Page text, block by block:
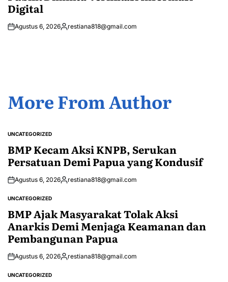
Digital
Agustus 6, 2026Posted
restiana818@gmail.com
More From Author
POSTED
UNCATEGORIZED
BMP Kecam Aksi KNPB, Serukan
Persatuan Demi Papua yang Kondusif
Agustus 6, 2026Posted
restiana818@gmail.com
POSTED
UNCATEGORIZED
BMP Ajak Masyarakat Tolak Aksi
Anarkis Demi Menjaga Keamanan dan
Pembangunan Papua
Agustus 6, 2026Posted
restiana818@gmail.com
POSTED
UNCATEGORIZED